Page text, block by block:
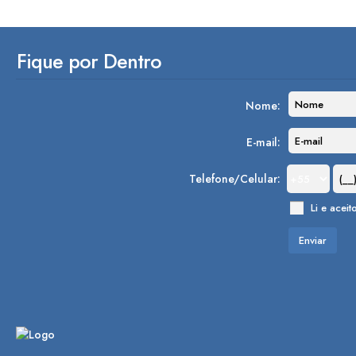
Jardim Vista Alegre (1)
Fique por Dentro
Nome:
E-mail:
Telefone/Celular:
Li e